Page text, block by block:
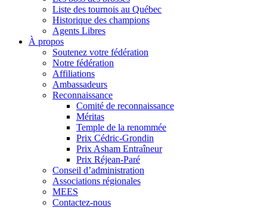
Liste des tournois au Québec
Historique des champions
Agents Libres
À propos
Soutenez votre fédération
Notre fédération
Affiliations
Ambassadeurs
Reconnaissance
Comité de reconnaissance
Méritas
Temple de la renommée
Prix Cédric-Grondin
Prix Asham Entraîneur
Prix Réjean-Paré
Conseil d’administration
Associations régionales
MEES
Contactez-nous